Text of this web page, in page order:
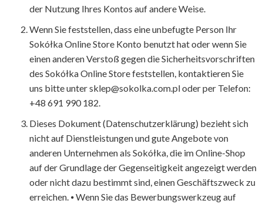
der Nutzung Ihres Kontos auf andere Weise.
Wenn Sie feststellen, dass eine unbefugte Person Ihr
Sokółka Online Store Konto benutzt hat oder wenn Sie
einen anderen Verstoß gegen die Sicherheitsvorschriften
des Sokółka Online Store feststellen, kontaktieren Sie
uns bitte unter sklep@sokolka.com.pl oder per Telefon:
+48 691 990 182.
Dieses Dokument (Datenschutzerklärung) bezieht sich
nicht auf Dienstleistungen und gute Angebote von
anderen Unternehmen als Sokółka, die im Online-Shop
auf der Grundlage der Gegenseitigkeit angezeigt werden
oder nicht dazu bestimmt sind, einen Geschäftszweck zu
erreichen. ⦁ Wenn Sie das Bewerbungswerkzeug auf